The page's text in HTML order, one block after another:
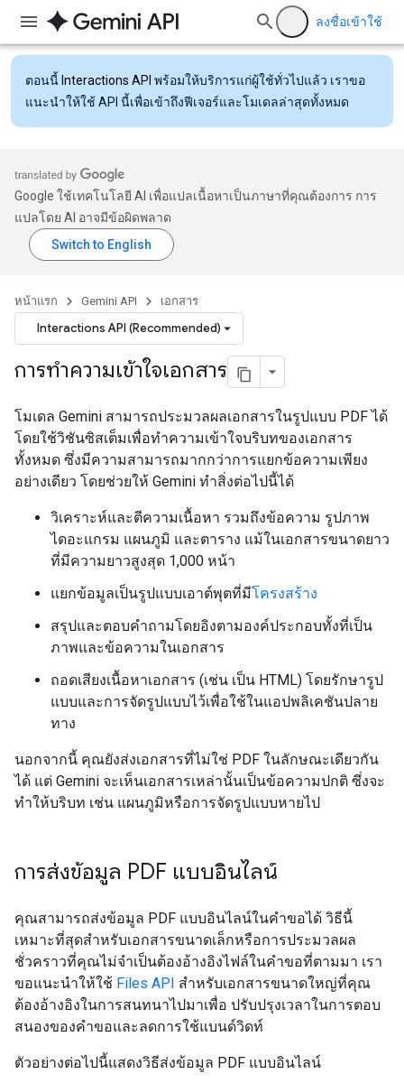
ลงชื่อเข้าใช้
ตอนนี้ Interactions API พร้อมให้บริการแก่ผู้ใช้ทั่วไปแล้ว เราขอ
แนะนำให้ใช้ API นี้เพื่อเข้าถึงฟีเจอร์และโมเดลล่าสุดทั้งหมด
Google ใช้เทคโนโลยี AI เพื่อแปลเนื้อหาเป็นภาษาที่คุณต้องการ การ
แปลโดย AI อาจมีข้อผิดพลาด
หน้าแรก Gemini API เอกสาร
Interactions API (Recommended)
การทำความเข้าใจเอกสาร
โมเดล Gemini สามารถประมวลผลเอกสารในรูปแบบ PDF ได้
โดยใช้วิชันซิสเต็มเพื่อทำความเข้าใจบริบทของเอกสาร
ทั้งหมด ซึ่งมีความสามารถมากกว่าการแยกข้อความเพียง
อย่างเดียว โดยช่วยให้ Gemini ทำสิ่งต่อไปนี้ได้
วิเคราะห์และตีความเนื้อหา รวมถึงข้อความ รูปภาพ
ไดอะแกรม แผนภูมิ และตาราง แม้ในเอกสารขนาดยาว
ที่มีความยาวสูงสุด 1,000 หน้า
แยกข้อมูลเป็นรูปแบบเอาต์พุตที่มีโครงสร้าง
สรุปและตอบคำถามโดยอิงตามองค์ประกอบทั้งที่เป็น
ภาพและข้อความในเอกสาร
ถอดเสียงเนื้อหาเอกสาร (เช่น เป็น HTML) โดยรักษารูป
แบบและการจัดรูปแบบไว้เพื่อใช้ในแอปพลิเคชันปลาย
ทาง
นอกจากนี้ คุณยังส่งเอกสารที่ไม่ใช่ PDF ในลักษณะเดียวกัน
ได้ แต่ Gemini จะเห็นเอกสารเหล่านั้นเป็นข้อความปกติ ซึ่งจะ
ทำให้บริบท เช่น แผนภูมิหรือการจัดรูปแบบหายไป
การส่งข้อมูล PDF แบบอินไลน์
คุณสามารถส่งข้อมูล PDF แบบอินไลน์ในคำขอได้ วิธีนี้
เหมาะที่สุดสำหรับเอกสารขนาดเล็กหรือการประมวลผล
ชั่วคราวที่คุณไม่จำเป็นต้องอ้างอิงไฟล์ในคำขอที่ตามมา เรา
ขอแนะนำให้ใช้ Files API สำหรับเอกสารขนาดใหญ่ที่คุณ
ต้องอ้างอิงในการสนทนาไปมาเพื่อ ปรับปรุงเวลาในการตอบ
สนองของคำขอและลดการใช้แบนด์วิดท์
ตัวอย่างต่อไปนี้แสดงวิธีส่งข้อมูล PDF แบบอินไลน์